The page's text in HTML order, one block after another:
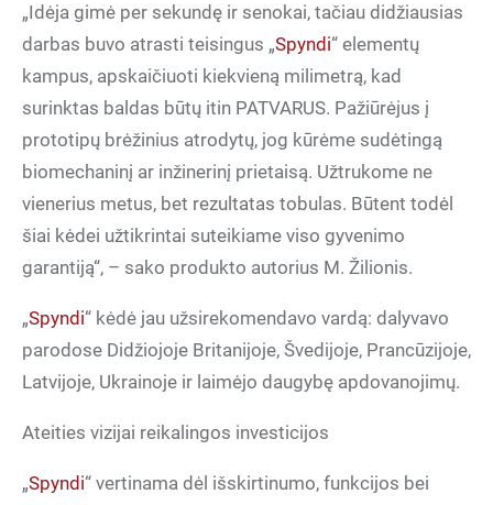
„Idėja gimė per sekundę ir senokai, tačiau didžiausias
darbas buvo atrasti teisingus „Spyndi“ elementų
kampus, apskaičiuoti kiekvieną milimetrą, kad
surinktas baldas būtų itin PATVARUS. Pažiūrėjus į
prototipų brėžinius atrodytų, jog kūrėme sudėtingą
biomechaninį ar inžinerinį prietaisą. Užtrukome ne
vienerius metus, bet rezultatas tobulas. Būtent todėl
šiai kėdei užtikrintai suteikiame viso gyvenimo
garantiją“, – sako produkto autorius M. Žilionis.
„Spyndi“ kėdė jau užsirekomendavo vardą: dalyvavo
parodose Didžiojoje Britanijoje, Švedijoje, Prancūzijoje,
Latvijoje, Ukrainoje ir laimėjo daugybę apdovanojimų.
Ateities vizijai reikalingos investicijos
„Spyndi“ vertinama dėl išskirtinumo, funkcijos bei